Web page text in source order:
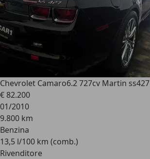
Chevrolet Camaro6.2 727cv Martin ss427
€ 82.200
01/2010
9.800 km
Benzina
13,5 l/100 km (comb.)
Rivenditore